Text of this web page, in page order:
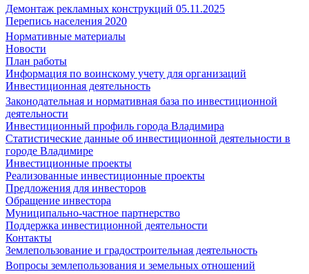
Демонтаж рекламных конструкций 05.11.2025
Перепись населения 2020
Нормативные материалы
Новости
План работы
Информация по воинскому учету для организаций
Инвестиционная деятельность
Законодательная и нормативная база по инвестиционной
деятельности
Инвестиционный профиль города Владимира
Статистические данные об инвестиционной деятельности в
городе Владимире
Инвестиционные проекты
Реализованные инвестиционные проекты
Предложения для инвесторов
Обращение инвестора
Муниципально-частное партнерство
Поддержка инвестиционной деятельности
Контакты
Землепользование и градостроительная деятельность
Вопросы землепользования и земельных отношений